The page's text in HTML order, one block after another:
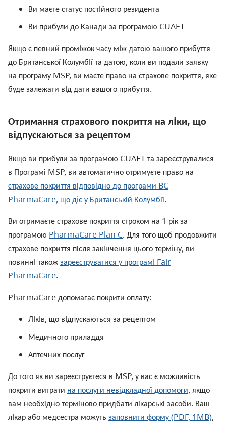
Ви маєте статус постiйного резидента
Ви прибули до Канади за програмою CUAET
Якщо є певний промiжок часу мiж датою вашого прибуття
до Британської Колумбiї та датою, коли ви подали заявку
на програму MSP, ви маєте право на страхове покриття, яке
буде залежати вiд дати вашого прибуття.
Отримання страхового покриття на лiки, що
вiдпускаються за рецептом
Якщо ви прибули за програмою CUAET та зареєструвалися
в Програмі MSP, ви автоматично отримуєте право на
страхове покриття відповідно до програми BC
PharmaCare, що дiє у Британській Колумбії.
Ви отримаєте страхове покриття строком на 1 рік за
програмою PharmaCare Plan C. Для того щоб продовжити
страхове покриття після закінчення цього термiну, ви
повиннi такожзареєструватися у програмi Fair
PharmaCare.
PharmaCare допомагає покрити оплату:
Лiкiв, що вiдпускаються за рецептом
Медичного приладдя
Аптечних послуг
До того як ви зареєструєтеся в MSP, у вас є можливість
покрити витрати на послуги невідкладної допомоги, якщо
вам необхідно терміново придбати лікарські засоби. Ваш
лiкар або медсестра можуть заповнити форму (PDF, 1MB),